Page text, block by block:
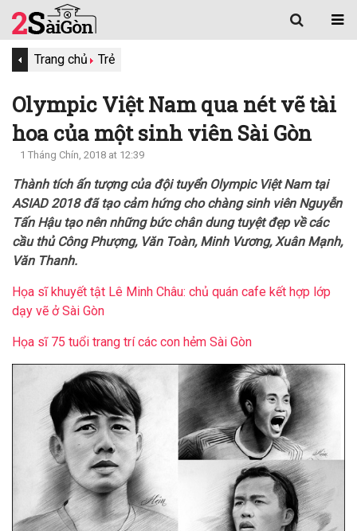
Trang chủ Trẻ
Olympic Việt Nam qua nét vẽ tài
hoa của một sinh viên Sài Gòn
1 Tháng Chín, 2018 at 12:39
Thành tích ấn tượng của đội tuyển Olympic Việt Nam tại
ASIAD 2018 đã tạo cảm hứng cho chàng sinh viên Nguyễn
Tấn Hậu tạo nên những bức chân dung tuyệt đẹp về các
cầu thủ Công Phượng, Văn Toàn, Minh Vương, Xuân Mạnh,
Văn Thanh.
Họa sĩ khuyết tật Lê Minh Châu: chủ quán cafe kết hợp lớp
dạy vẽ ở Sài Gòn
Họa sĩ 75 tuổi trang trí các con hẻm Sài Gòn